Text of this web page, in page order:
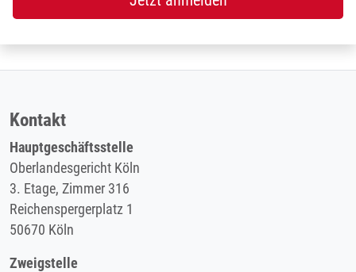
Kontakt
Hauptgeschäftsstelle
Oberlandesgericht Köln
3. Etage, Zimmer 316
Reichenspergerplatz 1
50670 Köln
Zweigstelle